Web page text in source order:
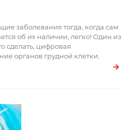
заболевания тогда, когда сам
об их наличии, легко! Один из
сделать, цифровая
органов грудной клетки.